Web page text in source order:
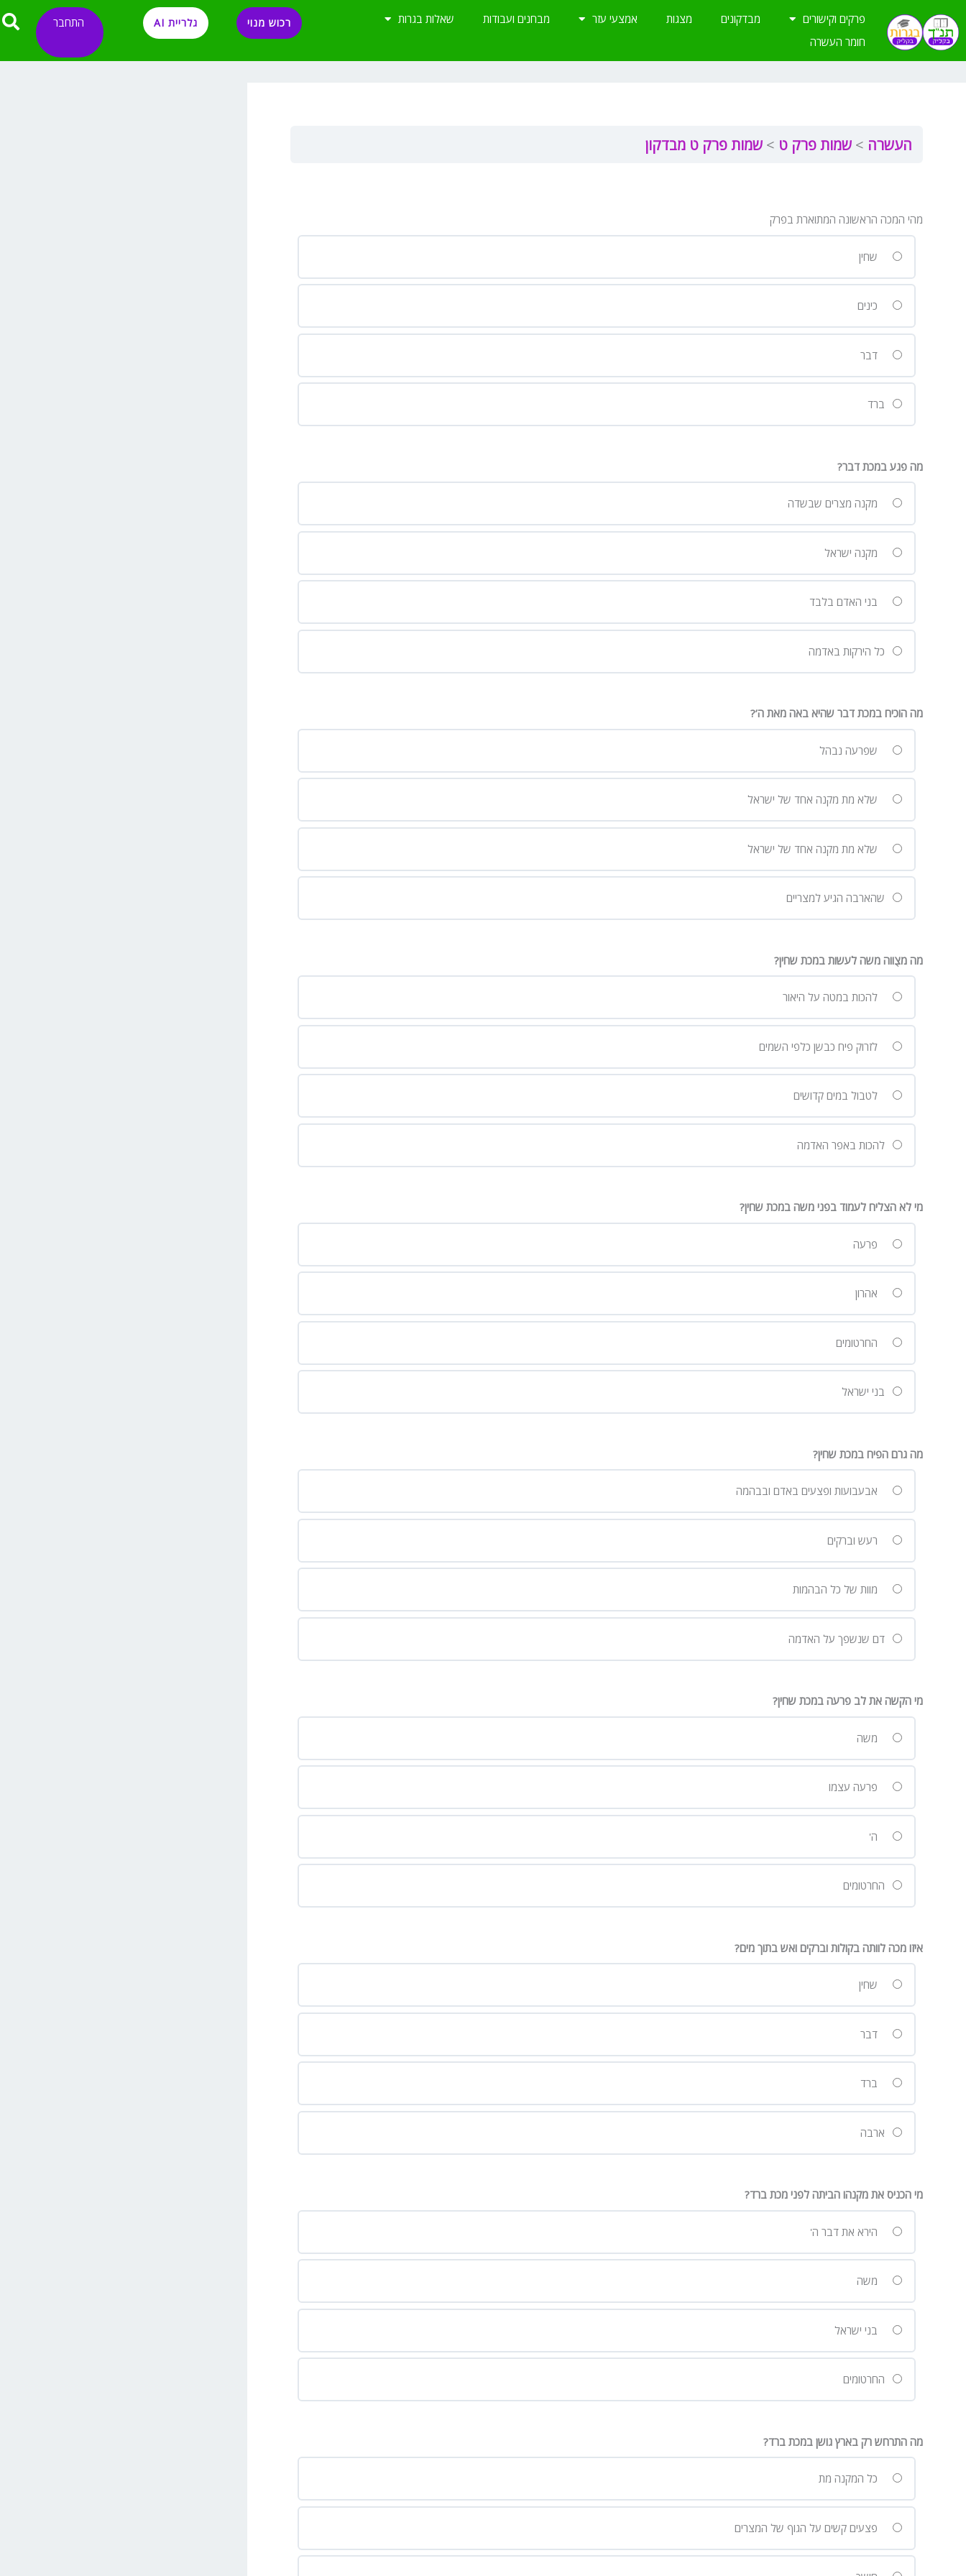
לתוכן
פרקים וקישורים מבדקונים מצגות אמצעי עזר מבחנים ועבודות
שאלות בגרות
חומר העשרה
רכוש מנוי גלריית AI התחבר
העשרה שמות פרק ט שמות פרק ט מבדקון
מהי המכה הראשונה המתוארת בפרק
שחין
כינים
דבר
ברד
מה פגע במכת דבר?
מקנה מצרים שבשדה
מקנה ישראל
בני האדם בלבד
כל הירקות באדמה
מה הוכיח במכת דבר שהיא באה מאת ה’?
שפרעה נבהל
שלא מת מקנה אחד של ישראל
שלא מת מקנה אחד של ישראל
שהארבה הגיע למצריים
מה מצֻווה משה לעשות במכת שחין?
להכות במטה על היאור
לזרוק פיח כבשן כלפי השמים
לטבול במים קדושים
להכות באפר האדמה
מי לא הצליח לעמוד בפני משה במכת שחין?
פרעה
אהרון
החרטומים
בני ישראל
מה גרם הפיח במכת שחין?
אבעבועות ופצעים באדם ובבהמה
רעש וברקים
מוות של כל הבהמות
דם שנשפך על האדמה
מי הקשה את לב פרעה במכת שחין?
משה
פרעה עצמו
ה'
החרטומים
איזו מכה לוותה בקולות וברקים ואש בתוך מים?
שחין
דבר
ברד
ארבה
מי הכניס את מקנהו הביתה לפני מכת ברד?
הירא את דבר ה'
משה
בני ישראל
החרטומים
מה התרחש רק בארץ גושן במכת ברד?
כל המקנה מת
פצעים קשים על הגוף של המצרים